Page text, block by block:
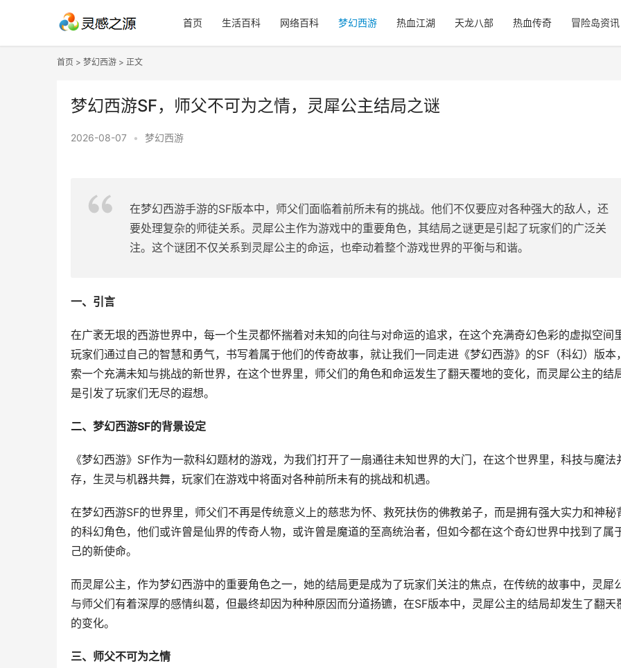
首页 生活百科 网络百科 梦幻西游 热血江湖 天龙八部 热血传奇 冒险岛资讯
首页 > 梦幻西游 > 正文
梦幻西游SF，师父不可为之情，灵犀公主结局之谜
2026-08-07 • 梦幻西游
在梦幻西游手游的SF版本中，师父们面临着前所未有的挑战。他们不仅要应对各种强大的敌人，还
要处理复杂的师徒关系。灵犀公主作为游戏中的重要角色，其结局之谜更是引起了玩家们的广泛关
注。这个谜团不仅关系到灵犀公主的命运，也牵动着整个游戏世界的平衡与和谐。
一、引言
在广袤无垠的西游世界中，每一个生灵都怀揣着对未知的向往与对命运的追求，在这个充满奇幻色彩的虚拟空间
玩家们通过自己的智慧和勇气，书写着属于他们的传奇故事，就让我们一同走进《梦幻西游》的SF（科幻）版本
索一个充满未知与挑战的新世界，在这个世界里，师父们的角色和命运发生了翻天覆地的变化，而灵犀公主的结
是引发了玩家们无尽的遐想。
二、梦幻西游SF的背景设定
《梦幻西游》SF作为一款科幻题材的游戏，为我们打开了一扇通往未知世界的大门，在这个世界里，科技与魔法
存，生灵与机器共舞，玩家们在游戏中将面对各种前所未有的挑战和机遇。
在梦幻西游SF的世界里，师父们不再是传统意义上的慈悲为怀、救死扶伤的佛教弟子，而是拥有强大实力和神秘
的科幻角色，他们或许曾是仙界的传奇人物，或许曾是魔道的至高统治者，但如今都在这个奇幻世界中找到了属
己的新使命。
而灵犀公主，作为梦幻西游中的重要角色之一，她的结局更是成为了玩家们关注的焦点，在传统的故事中，灵犀
与师父们有着深厚的感情纠葛，但最终却因为种种原因而分道扬镳，在SF版本中，灵犀公主的结局却发生了翻天
的变化。
三、师父不可为之情